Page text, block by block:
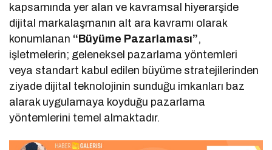
kapsamında yer alan ve kavramsal hiyerarşide
dijital markalaşmanın alt ara kavramı olarak
konumlanan “Büyüme Pazarlaması”,
işletmelerin; geleneksel pazarlama yöntemleri
veya standart kabul edilen büyüme stratejilerinden
ziyade dijital teknolojinin sunduğu imkanları baz
alarak uygulamaya koyduğu pazarlama
yöntemlerini temel almaktadır.